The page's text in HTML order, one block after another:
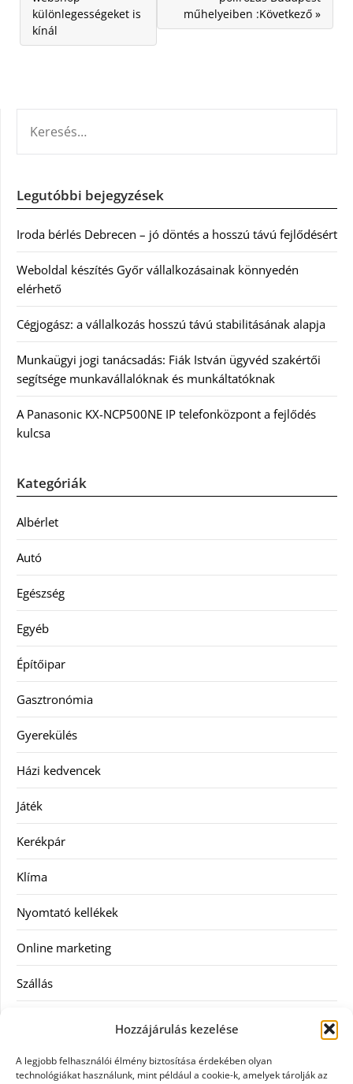
Hozzájárulás kezelése
A legjobb felhasználói élmény biztosítása érdekében olyan
technológiákat használunk, mint például a cookie-k, amelyek tárolják az
különlegességeket is
kínál
műhelyeiben :Következő »
Legutóbbi bejegyzések
Iroda bérlés Debrecen – jó döntés a hosszú távú fejlődésért
Weboldal készítés Győr vállalkozásainak könnyedén
elérhető
Cégjogász: a vállalkozás hosszú távú stabilitásának alapja
Munkaügyi jogi tanácsadás: Fiák István ügyvéd szakértői
segítsége munkavállalóknak és munkáltatóknak
A Panasonic KX-NCP500NE IP telefonközpont a fejlődés
kulcsa
Kategóriák
Albérlet
Autó
Egészség
Egyéb
Építőipar
Gasztronómia
Gyerekülés
Házi kedvencek
Játék
Kerékpár
Klíma
Nyomtató kellékek
Online marketing
Szállás
Szellőztető